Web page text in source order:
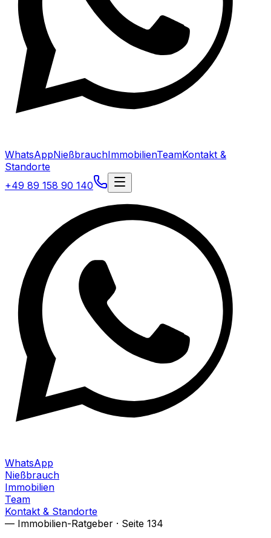
WhatsAppNießbrauchImmobilienTeamKontakt &
Standorte
+49 89 158 90 140
WhatsApp
Nießbrauch
Immobilien
Team
Kontakt & Standorte
— Immobilien-Ratgeber · Seite 134